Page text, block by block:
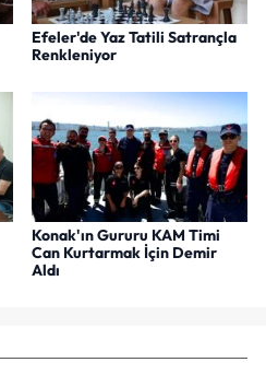
Efeler'de Yaz Tatili Satrançla
Renkleniyor
Konak'ın Gururu KAM Timi
Can Kurtarmak İçin Demir
Aldı